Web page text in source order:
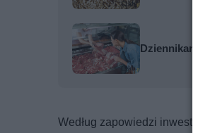
Według zapowiedzi